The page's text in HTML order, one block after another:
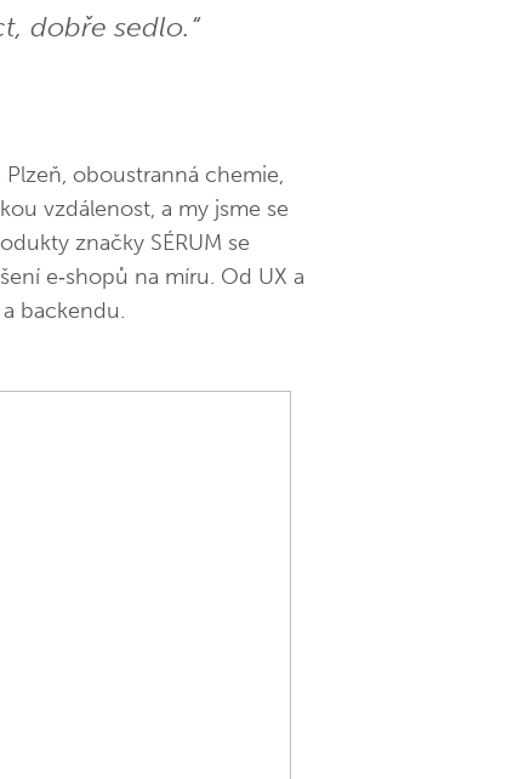
dobře sedlo.“
oboustranná chemie,
vzdálenost, a my jsme se
značky SÉRUM se
e‑shopů na míru. Od UX a
backendu.